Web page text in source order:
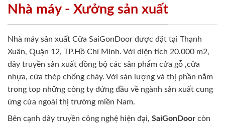
Nhà máy - Xưởng sản xuất
Nhà máy sản xuất Cửa SaiGonDoor được đặt tại Thạnh
Xuân, Quận 12, TP.Hồ Chí Minh. Với diện tích 20.000 m2,
dây truyền sản xuất đồng bộ các sản phẩm cửa gỗ ,cửa
nhựa, cửa thép chống cháy. Với sản lượng và thị phần nằm
trong top những công ty đứng đầu về ngành sản xuất cung
ứng cửa ngoài thị trường miền Nam.
Bên cạnh dây truyền công nghệ hiện đại, SaiGonDoor còn